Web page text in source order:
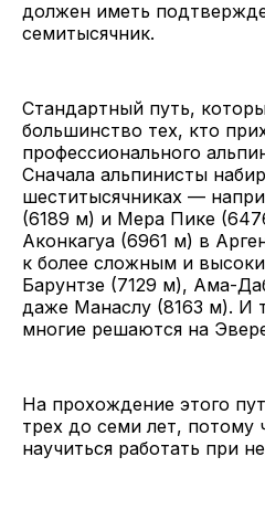
должен иметь
семитысячник.
Стандартный путь,
большинство тех, кто
профессионального
Сначала альпинисты
шеститысячниках —
(6189 м) и Мера Пике
Аконкагуа (6961 м) в
к более сложным и
Барунтзе (7129 м), Ама-
даже Манаслу (8163 м). И
многие решаются на
На прохождение этого
трех до семи лет, потому
научиться работать при